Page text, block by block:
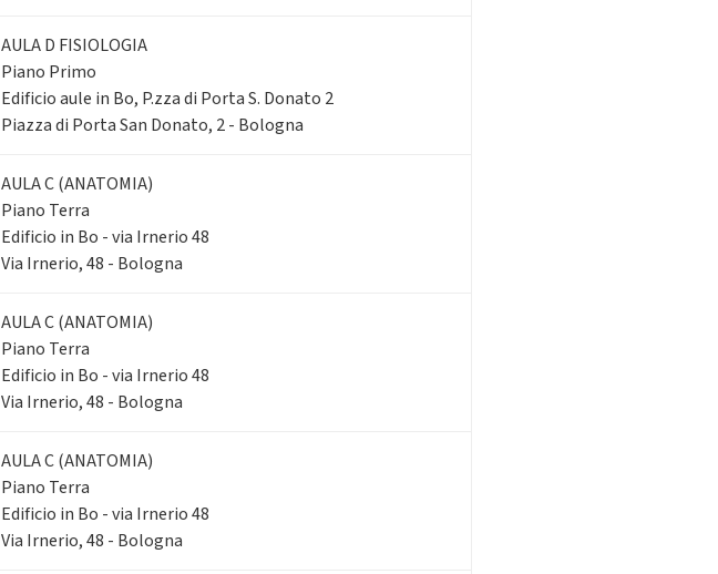
AULA D FISIOLOGIA
Piano Primo
Edificio aule in Bo, P.zza di Porta S. Donato 2
Piazza di Porta San Donato, 2 - Bologna
AULA C (ANATOMIA)
Piano Terra
Edificio in Bo - via Irnerio 48
Via Irnerio, 48 - Bologna
AULA C (ANATOMIA)
Piano Terra
Edificio in Bo - via Irnerio 48
Via Irnerio, 48 - Bologna
AULA C (ANATOMIA)
Piano Terra
Edificio in Bo - via Irnerio 48
Via Irnerio, 48 - Bologna